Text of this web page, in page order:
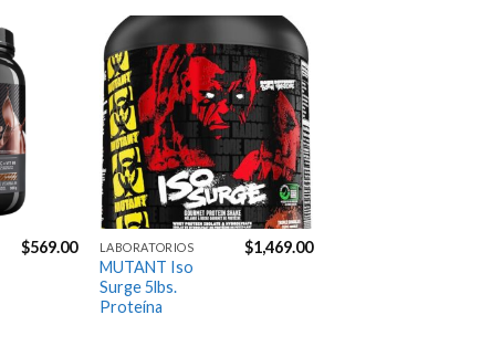
recomendable y
confiable.
Excelente servicio!
Gustavo Manrique
6 years ago
Envíos
muy rápidos excelentes
precios y atencion
Next Reviews
Agregar
Lista de
deseos
$569.00
Agregar
a la
Lista de
deseos
LABORATORIOS
MUTANT Iso
Surge 5lbs.
Proteína
$1,469.00